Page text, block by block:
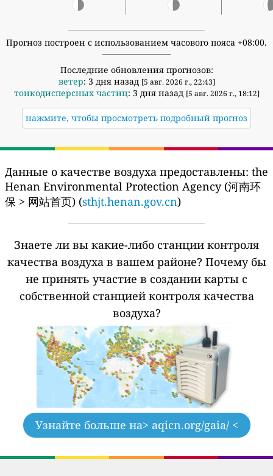
Прогноз построен с использованием часового пояса +08:00.
Последние обновления прогнозов:
ветер: 3 дня назад [5 авг. 2026 г., 22:43]
тонкодисперсных частиц: 3 дня назад [5 авг. 2026 г., 18:12]
нажмите, чтобы просмотреть подробный прогноз
Данные о качестве воздуха предоставлены: the
Henan Environmental Protection Agency (河南环
保 > 网站首页) (sthjt.henan.gov.cn)
Знаете ли вы какие-либо станции контроля
качества воздуха в вашем районе? Почему бы
не принять участие в создании карты с
собственной станцией контроля качества
воздуха?
Узнайте больше на> aqicn.org/gaia/ <